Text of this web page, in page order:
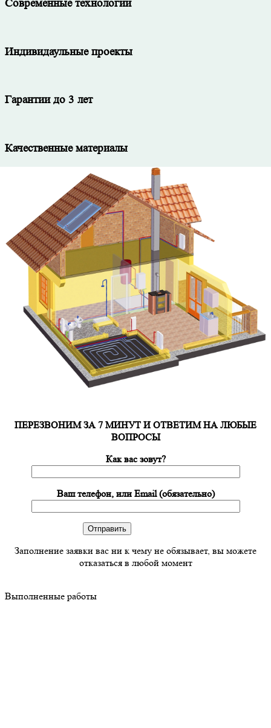
Современные технологии
Индивидаульные проекты
Гарантии до 3 лет
Качественные материалы
ПЕРЕЗВОНИМ ЗА 7 МИНУТ И ОТВЕТИМ НА ЛЮБЫЕ
ВОПРОСЫ
Как вас зовут?
Ваш телефон, или Email (обязательно)
Заполнение заявки вас ни к чему не обязывает, вы можете
отказаться в любой момент
Выполненные работы